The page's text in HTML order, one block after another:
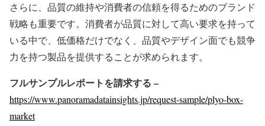
さらに、品質の維持や消費者の信頼を得るためのブランド
戦略も重要です。消費者が品質に対して高い要求を持って
いる中で、低価格だけでなく、品質やデザイン面でも競争
力を持つ製品を提供することが求められます。
フルサンプルレポートを請求する –
https://www.panoramadatainsights.jp/request-sample/plyo-box-
market